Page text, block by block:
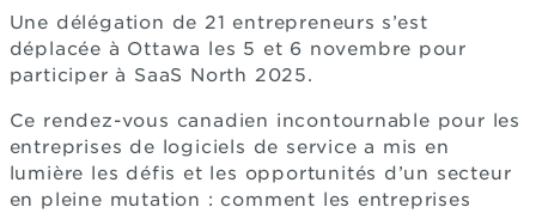
Une délégation de 21 entrepreneurs s’est
déplacée à Ottawa les 5 et 6 novembre pour
participer à SaaS North 2025.
Ce rendez-vous canadien incontournable pour les
entreprises de logiciels de service a mis en
lumière les défis et les opportunités d’un secteur
en pleine mutation : comment les entreprises